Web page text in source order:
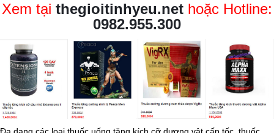
Xem tại thegioitinhyeu.net hoặc Hotline:
0982.955.300